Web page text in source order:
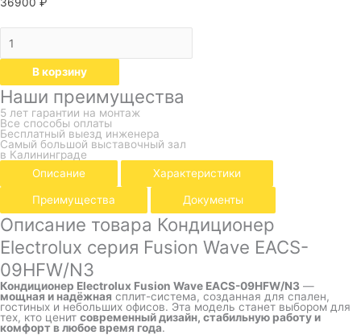
36900 ₽
В корзину
Наши преимущества
5 лет гарантии на монтаж
Все способы оплаты
Бесплатный выезд инженера
Самый большой выставочный зал
в Калининграде
Описание
Характеристики
Преимущества Документы
Описание товара Кондиционер
Electrolux серия Fusion Wave EACS-
09HFW/N3
Кондиционер Electrolux Fusion Wave EACS-09HFW/N3 —
мощная и надёжная сплит-система, созданная для спален,
гостиных и небольших офисов. Эта модель станет выбором для
тех, кто ценит современный дизайн, стабильную работу и
комфорт в любое время года.